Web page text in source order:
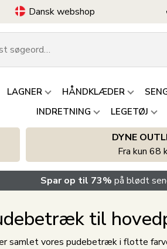
Dansk webshop
LAGNER HÅNDKLÆDER
INDRETNING
LEGETØJ
DYNE
Fra kun 68
Spar op til 73% på blødt
til
samlet vores pudebetræk i flotte